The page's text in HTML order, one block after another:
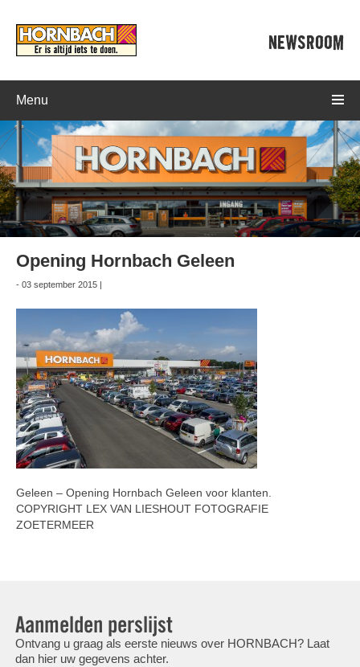
NEWSROOM
Menu
Opening Hornbach Geleen
- 03 september 2015 |
Geleen – Opening Hornbach Geleen voor klanten.
COPYRIGHT LEX VAN LIESHOUT FOTOGRAFIE
ZOETERMEER
Aanmelden perslijst
Ontvang u graag als eerste nieuws over HORNBACH? Laat
dan hier uw gegevens achter.